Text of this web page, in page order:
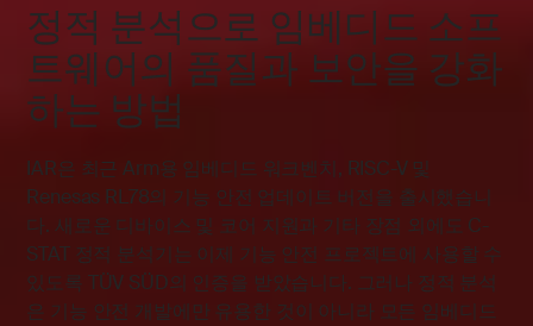
정적 분석으로 임베디드 소프
트웨어의 품질과 보안을 강화
하는 방법
IAR은 최근 Arm용 임베디드 워크벤치, RISC-V 및
Renesas RL78의 기능 안전 업데이트 버전을 출시했습니
다. 새로운 디바이스 및 코어 지원과 기타 장점 외에도 C-
STAT 정적 분석기는 이제 기능 안전 프로젝트에 사용할 수
있도록 TÜV SÜD의 인증을 받았습니다. 그러나 정적 분석
은 기능 안전 개발에만 유용한 것이 아니라 모든 임베디드